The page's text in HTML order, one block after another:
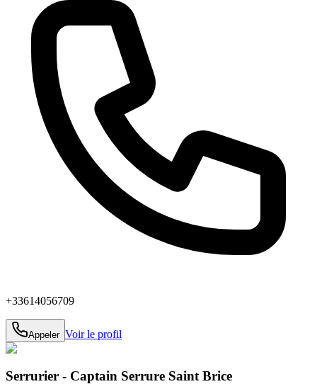
+33614056709
Appeler Voir le profil
Serrurier - Captain Serrure Saint Brice